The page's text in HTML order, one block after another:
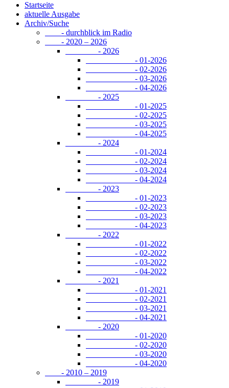
Startseite
aktuelle Ausgabe
Archiv/Suche
- durchblick im Radio
- 2020 – 2026
- 2026
- 01-2026
- 02-2026
- 03-2026
- 04-2026
- 2025
- 01-2025
- 02-2025
- 03-2025
- 04-2025
- 2024
- 01-2024
- 02-2024
- 03-2024
- 04-2024
- 2023
- 01-2023
- 02-2023
- 03-2023
- 04-2023
- 2022
- 01-2022
- 02-2022
- 03-2022
- 04-2022
- 2021
- 01-2021
- 02-2021
- 03-2021
- 04-2021
- 2020
- 01-2020
- 02-2020
- 03-2020
- 04-2020
- 2010 – 2019
- 2019